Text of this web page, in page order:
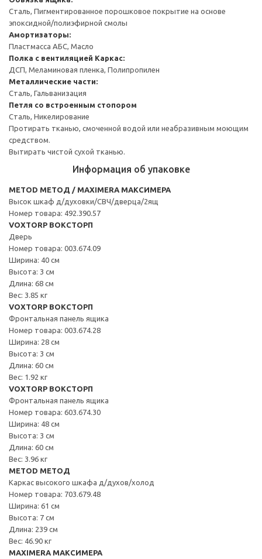
Сталь, Пигментированное порошковое покрытие на основе
эпоксидной/полиэфирной смолы
Амортизаторы:
Пластмасса АБС, Масло
Полка с вентиляцией Каркас:
ДСП, Меламиновая пленка, Полипропилен
Металлические части:
Сталь, Гальванизация
Петля со встроенным стопором
Сталь, Никелирование
Протирать тканью, смоченной водой или неабразивным моющим
средством.
Вытирать чистой сухой тканью.
Информация об упаковке
METOD МЕТОД / MAXIMERA МАКСИМЕРА
Высок шкаф д/духовки/СВЧ/дверца/2ящ
Номер товара: 492.390.57
VOXTORP ВОКСТОРП
Дверь
Номер товара: 003.674.09
Ширина: 40 см
Высота: 3 см
Длина: 68 см
Вес: 3.85 кг
VOXTORP ВОКСТОРП
Фронтальная панель ящика
Номер товара: 003.674.28
Ширина: 28 см
Высота: 3 см
Длина: 60 см
Вес: 1.92 кг
VOXTORP ВОКСТОРП
Фронтальная панель ящика
Номер товара: 603.674.30
Ширина: 48 см
Высота: 3 см
Длина: 60 см
Вес: 3.96 кг
METOD МЕТОД
Каркас высокого шкафа д/духов/холод
Номер товара: 703.679.48
Ширина: 61 см
Высота: 7 см
Длина: 239 см
Вес: 46.90 кг
MAXIMERA МАКСИМЕРА